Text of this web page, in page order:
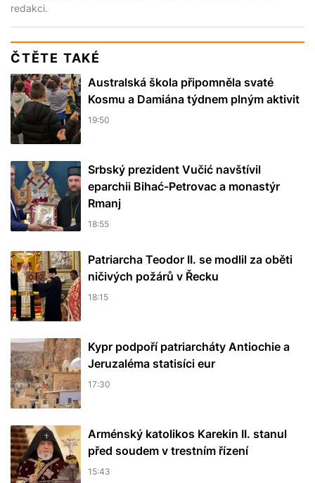
redakci.
ČTĚTE TAKÉ
Australská škola připomněla svaté
Kosmu a Damiána týdnem plným aktivit
19:50
Srbský prezident Vučić navštívil
eparchii Bihać-Petrovac a monastýr
Rmanj
18:55
Patriarcha Teodor II. se modlil za oběti
ničivých požárů v Řecku
18:15
Kypr podpoří patriarcháty Antiochie a
Jeruzaléma statisíci eur
17:30
Arménský katolikos Karekin II. stanul
před soudem v trestním řízení
15:43